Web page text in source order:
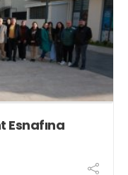
Esnafına